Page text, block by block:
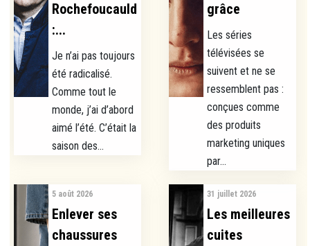
Rochefoucauld
:...
Je n’ai pas toujours
été radicalisé.
Comme tout le
monde, j’ai d’abord
aimé l’été. C’était la
saison des...
grâce
Les séries
télévisées se
suivent et ne se
ressemblent pas :
conçues comme
des produits
marketing uniques
par...
5 août 2026
Enlever ses
chaussures
31 juillet 2026
Les meilleures
cuites